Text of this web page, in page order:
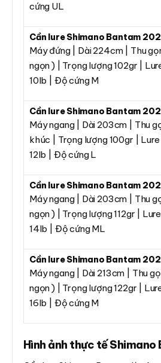
cứng UL
Cần lure Shimano Bantam
Máy đứng | Dài 224cm | Thu
ngọn ) | Trọng lượng 102gr |
10lb | Độ cứng M
Cần lure Shimano Bantam
Máy ngang | Dài 203cm | Thu
khúc | Trọng lượng 100gr |
12lb | Độ cứng L
Cần lure Shimano Bantam
Máy ngang | Dài 203cm | Thu
ngọn ) | Trọng lượng 112gr |
14lb | Độ cứng ML
Cần lure Shimano Bantam
Máy ngang | Dài 213cm | Thu
ngọn ) | Trọng lượng 122gr |
16lb | Độ cứng M
Hình ảnh thực tế Shimano